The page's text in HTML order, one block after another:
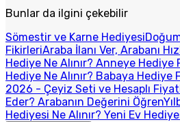
Bunlar da ilgini çekebilir
Sömestir ve Karne Hediyesi
FikirleriAraba İlanı Ver, Arabanı
Hediye Ne Alınır? Anneye Hediye
Hediye Ne Alınır? Babaya Hediye
2026 - Çeyiz Seti ve Hesaplı
Eder? Arabanın Değerini Öğren
Hediyesi Ne Alınır? Yeni Ev